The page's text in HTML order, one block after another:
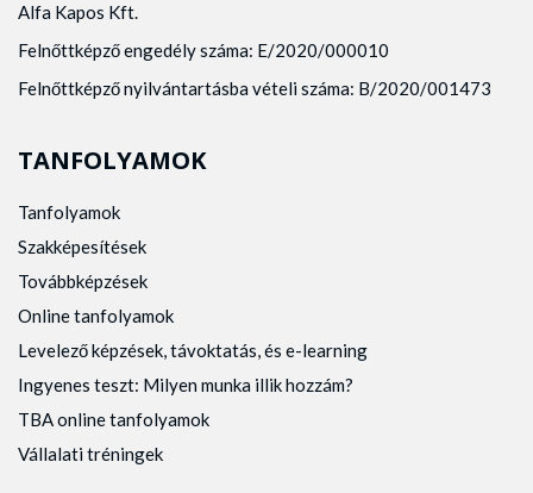
Alfa Kapos Kft.
Felnőttképző engedély száma: E/2020/000010
Felnőttképző nyilvántartásba vételi száma: B/2020/001473
TANFOLYAMOK
Tanfolyamok
Szakképesítések
Továbbképzések
Online tanfolyamok
Levelező képzések, távoktatás, és e-learning
Ingyenes teszt: Milyen munka illik hozzám?
TBA online tanfolyamok
Vállalati tréningek